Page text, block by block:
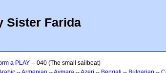
Sister Farida
a PLAY -- 040 (The small sailboat)